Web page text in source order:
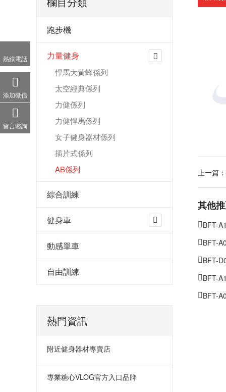
上一篇：
其他
BFT-
BFT-
BFT-
BFT-
BFT-
跑步機
力量健身
悍馬大黃蜂係列
太空經典係列
力健係列
力健悍馬係列
女子健身器材係列
插片式係列
AB係列
綜合訓練
健身車
動感單車
自由訓練
熱門資訊
附近健身器材專賣店
專業糖心VLOG官方入口品牌
熱線電話
添加微信
留言谘詢